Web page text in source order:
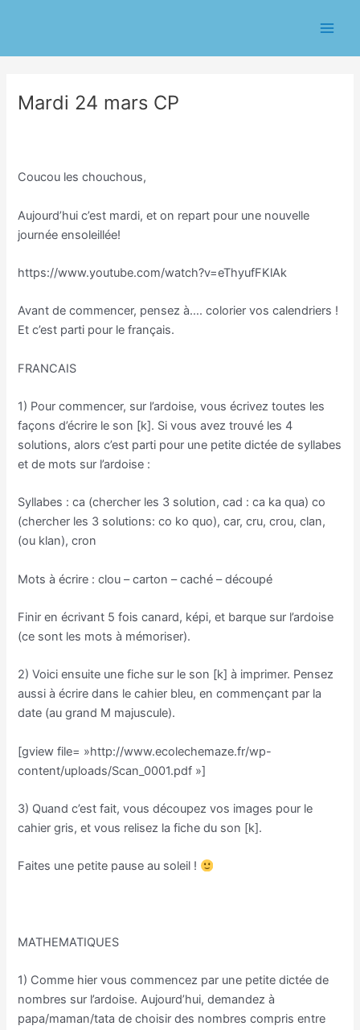
Mardi 24 mars CP
Coucou les chouchous,
Aujourd’hui c’est mardi, et on repart pour une nouvelle
journée ensoleillée!
https://www.youtube.com/watch?v=eThyufFKlAk
Avant de commencer, pensez à…. colorier vos calendriers !
Et c’est parti pour le français.
FRANCAIS
1) Pour commencer, sur l’ardoise, vous écrivez toutes les
façons d’écrire le son [k]. Si vous avez trouvé les 4
solutions, alors c’est parti pour une petite dictée de syllabes
et de mots sur l’ardoise :
Syllabes : ca (chercher les 3 solution, cad : ca ka qua) co
(chercher les 3 solutions: co ko quo), car, cru, crou, clan,
(ou klan), cron
Mots à écrire : clou – carton – caché – découpé
Finir en écrivant 5 fois canard, képi, et barque sur l’ardoise
(ce sont les mots à mémoriser).
2) Voici ensuite une fiche sur le son [k] à imprimer. Pensez
aussi à écrire dans le cahier bleu, en commençant par la
date (au grand M majuscule).
[gview file= »http://www.ecolechemaze.fr/wp-
content/uploads/Scan_0001.pdf »]
3) Quand c’est fait, vous découpez vos images pour le
cahier gris, et vous relisez la fiche du son [k].
Faites une petite pause au soleil !
MATHEMATIQUES
1) Comme hier vous commencez par une petite dictée de
nombres sur l’ardoise. Aujourd’hui, demandez à
papa/maman/tata de choisir des nombres compris entre